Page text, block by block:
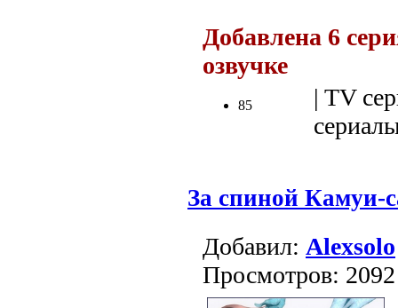
Добавлена 6
озвучке
85
| TV
За спиной Камуи-
Добавил: Alexsolo
Просмотров: 2092